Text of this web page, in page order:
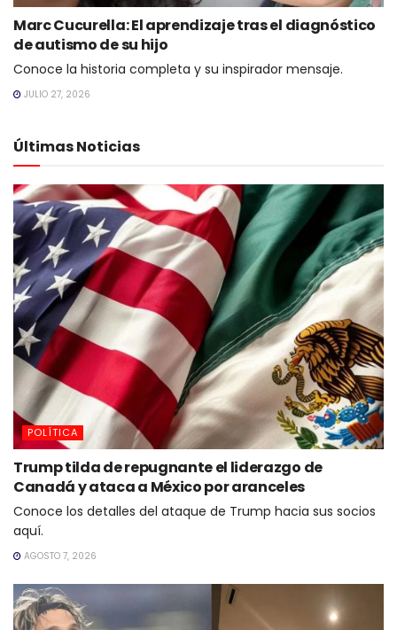
Marc Cucurella: El aprendizaje tras el diagnóstico
de autismo de su hijo
Conoce la historia completa y su inspirador mensaje.
JULIO 27, 2026
Últimas Noticias
POLÍTICA
Trump tilda de repugnante el liderazgo de
Canadá y ataca a México por aranceles
Conoce los detalles del ataque de Trump hacia sus socios
aquí.
AGOSTO 7, 2026